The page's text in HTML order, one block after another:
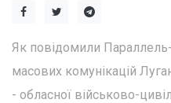
Як повідомили
масових комунікацій
- обласної військово-